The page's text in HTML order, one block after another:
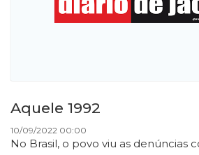
Aquele 1992
10/09/2022 00:00
No Brasil, o povo viu as denúncias